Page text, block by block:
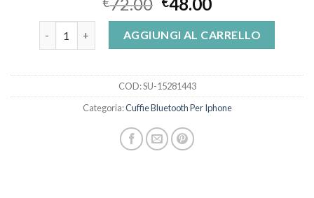
72.00 48.00
cuffie bluetooth per iphone quantità
AGGIUNGI AL CARRELLO
COD:SU-15281443
Categoria:Cuffie Bluetooth Per Iphone